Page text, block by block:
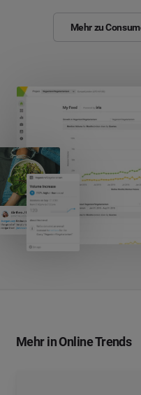
Mehr zu
Mehr in Online Trends